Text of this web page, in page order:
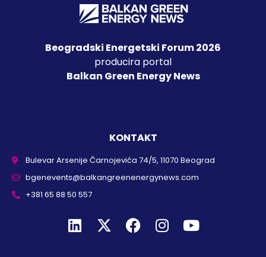
Beogradski Energetski Forum 2026
producira portal
Balkan Green Energy News
KONTAKT
Bulevar Arsenije Čarnojevića 74/5, 11070 Beograd
bgenevents@balkangreenenergynews.com
+381 65 88 50 557